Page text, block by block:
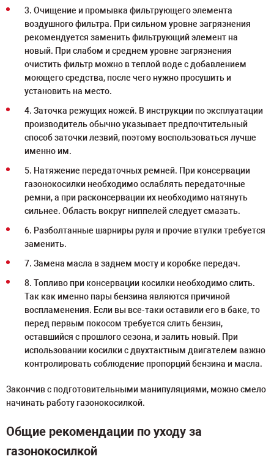
3. Очищение и промывка фильтрующего элемента
воздушного фильтра. При сильном уровне загрязнения
рекомендуется заменить фильтрующий элемент на
новый. При слабом и среднем уровне загрязнения
очистить фильтр можно в теплой воде с добавлением
моющего средства, после чего нужно просушить и
установить на место.
4. Заточка режущих ножей. В инструкции по эксплуатации
производитель обычно указывает предпочтительный
способ заточки лезвий, поэтому воспользоваться лучше
именно им.
5. Натяжение передаточных ремней. При консервации
газонокосилки необходимо ослаблять передаточные
ремни, а при расконсервации их необходимо натянуть
сильнее. Область вокруг ниппелей следует смазать.
6. Разболтанные шарниры руля и прочие втулки требуется
заменить.
7. Замена масла в заднем мосту и коробке передач.
8. Топливо при консервации косилки необходимо слить.
Так как именно пары бензина являются причиной
воспламенения. Если вы все-таки оставили его в баке, то
перед первым покосом требуется слить бензин,
оставшийся с прошлого сезона, и залить новый. При
использовании косилки с двухтактным двигателем важно
контролировать соблюдение пропорций бензина и масла.
Закончив с подготовительными манипуляциями, можно смело
начинать работу газонокосилкой.
Общие рекомендации по уходу за
газонокосилкой